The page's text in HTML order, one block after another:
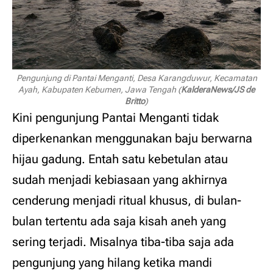
Pengunjung di Pantai Menganti, Desa Karangduwur, Kecamatan
Ayah, Kabupaten Kebumen, Jawa Tengah (KalderaNews/JS de
Britto)
Kini pengunjung Pantai Menganti tidak
diperkenankan menggunakan baju berwarna
hijau gadung. Entah satu kebetulan atau
sudah menjadi kebiasaan yang akhirnya
cenderung menjadi ritual khusus, di bulan-
bulan tertentu ada saja kisah aneh yang
sering terjadi. Misalnya tiba-tiba saja ada
pengunjung yang hilang ketika mandi